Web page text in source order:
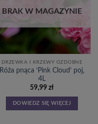
BRAK W MAGAZYNIE
DRZEWKA I KRZEWY OZDOBNE
Róża pnąca ‘Pink Cloud’ poj,
4L
59,99 zł
DOWIEDZ SIĘ WIĘCEJ